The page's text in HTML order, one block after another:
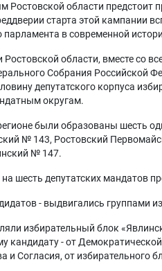
Ростовской области предстоит
старта этой кампании
в современной
области, вместе со
Собрания Российской
депутатского корпуса
округам.
были образованы шесть
№ 143, Ростовский
№ 147.
шесть депутатских мандатов
- выдвигались группами
избирательный блок
кандидату - от
и Согласия, от избирательного